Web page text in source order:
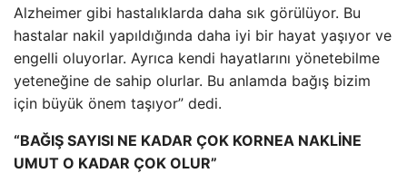
Alzheimer gibi hastalıklarda daha sık görülüyor. Bu
hastalar nakil yapıldığında daha iyi bir hayat yaşıyor ve
engelli oluyorlar. Ayrıca kendi hayatlarını yönetebilme
yeteneğine de sahip olurlar. Bu anlamda bağış bizim
için büyük önem taşıyor” dedi.
“BAĞIŞ SAYISI NE KADAR ÇOK KORNEA NAKLİNE
UMUT O KADAR ÇOK OLUR”